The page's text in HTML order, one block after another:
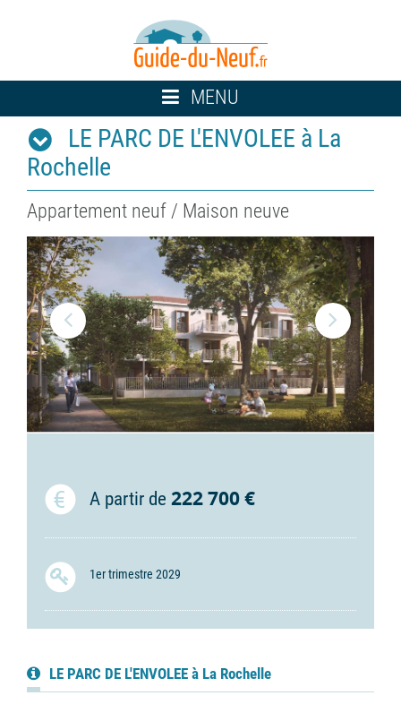
Toggle
navigation
MENU
LE PARC DE L'ENVOLEE à La
Rochelle
Appartement neuf / Maison neuve
A partir de 222 700 €
1er trimestre 2029
LE PARC DE L'ENVOLEE à La Rochelle